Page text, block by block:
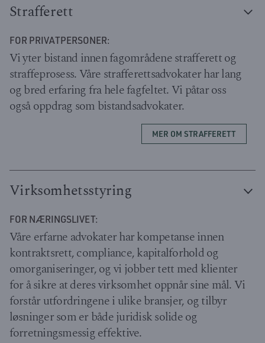
Strafferett
FOR PRIVATPERSONER:
Vi yter bistand innen fagområdene strafferett og
straffeprosess. Våre strafferettsadvokater har lang
og bred erfaring fra hele fagfeltet. Vi påtar oss
også oppdrag som bistandsadvokater.
MER OM STRAFFERETT
Virksomhetsstyring
FOR NÆRINGSLIVET:
Våre erfarne advokater har kompetanse innen
kontraktsrett, compliance, kapitalforhold og
omorganiseringer, og vi jobber tett med klienter
for å sikre at deres virksomhet oppnår sine mål. Vi
forstår utfordringene i ulike bransjer, og tilbyr
løsninger som er både juridisk solide og
forretningsmessig effektive.